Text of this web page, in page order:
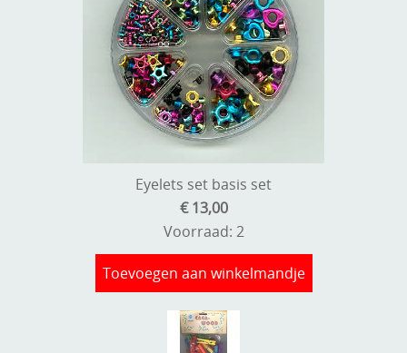
Eyelets set basis set
€ 13,00
Voorraad: 2
Toevoegen aan winkelmandje